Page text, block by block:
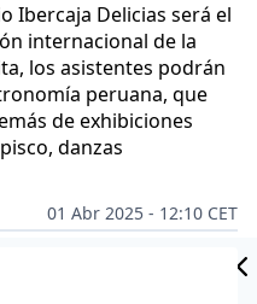
Ibercaja Delicias será el
internacional de la
los asistentes podrán
peruana, que
de exhibiciones
danzas
01 Abr 2025 - 12:10 CET